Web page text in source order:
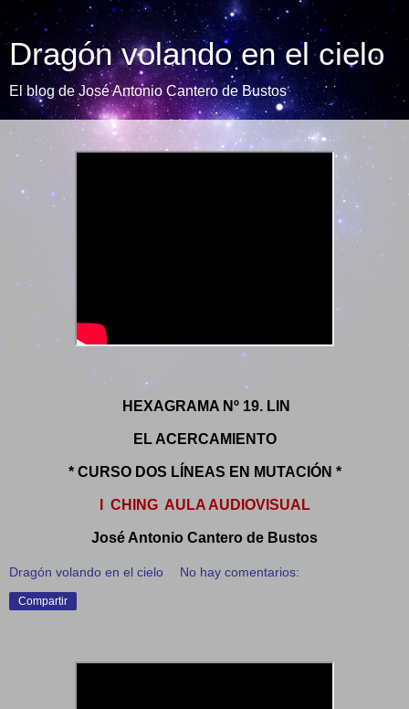
Dragón volando en el cielo
El blog de José Antonio Cantero de Bustos
HEXAGRAMA Nº 19. LIN
EL ACERCAMIENTO
* CURSO DOS LÍNEAS EN MUTACIÓN *
I CHING AULA AUDIOVISUAL
José Antonio Cantero de Bustos
Dragón volando en el cielo No hay comentarios:
Compartir